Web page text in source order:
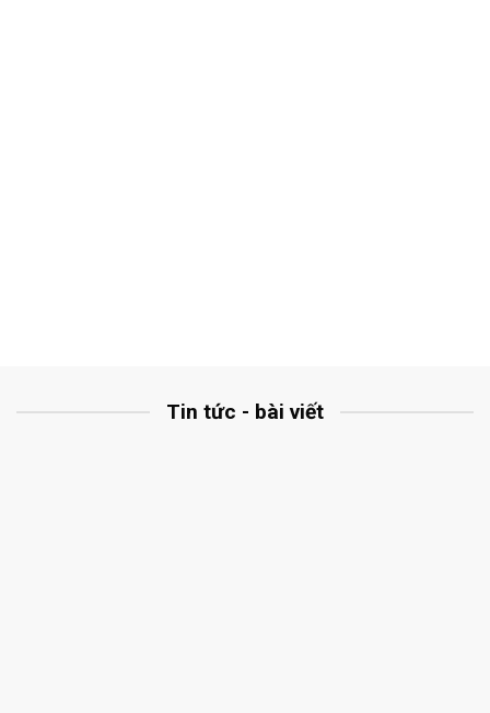
Tin tức - bài viết